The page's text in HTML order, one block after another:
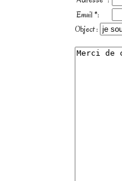
Email *:
Object :